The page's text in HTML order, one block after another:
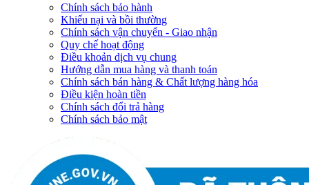
Chính sách bảo hành
Khiếu nại và bồi thường
Chính sách vận chuyển - Giao nhận
Quy chế hoạt động
Điều khoản dịch vụ chung
Hướng dẫn mua hàng và thanh toán
Chính sách bán hàng & Chất lượng hàng hóa
Điều kiện hoàn tiền
Chính sách đổi trả hàng
Chính sách bảo mật